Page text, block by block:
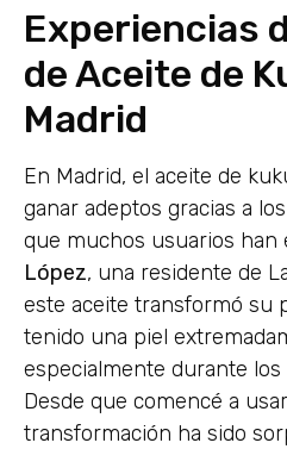
Experiencias
de Aceite de
Madrid
En Madrid, el aceite de
ganar adeptos gracias a
que muchos usuarios han
López, una residente de
este aceite transformó su
tenido una piel
especialmente durante
Desde que comencé a
transformación ha sido